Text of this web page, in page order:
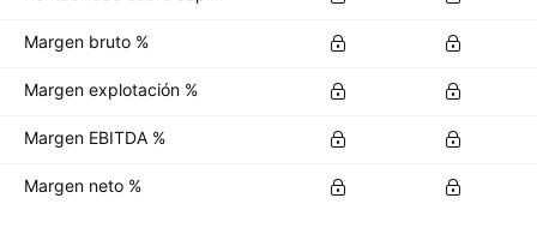
Margen bruto %
Margen explotación %
Margen EBITDA %
Margen neto %